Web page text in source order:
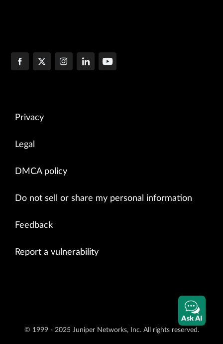
Privacy
Legal
DMCA policy
Do not sell or share my personal information
Feedback
Report a vulnerability
© 1999 - 2025 Juniper Networks, Inc. All rights reserved.
Ask AI